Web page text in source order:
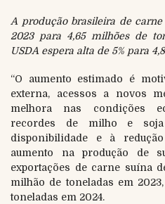
A produção brasileira de
2023 para 4,65 milhões de
USDA espera alta de 5% para
“O aumento estimado é
externa, acessos a novos
melhora nas condições
recordes de milho e
disponibilidade e à
aumento na produção de
exportações de carne suína
milhão de toneladas em
toneladas em 2024.